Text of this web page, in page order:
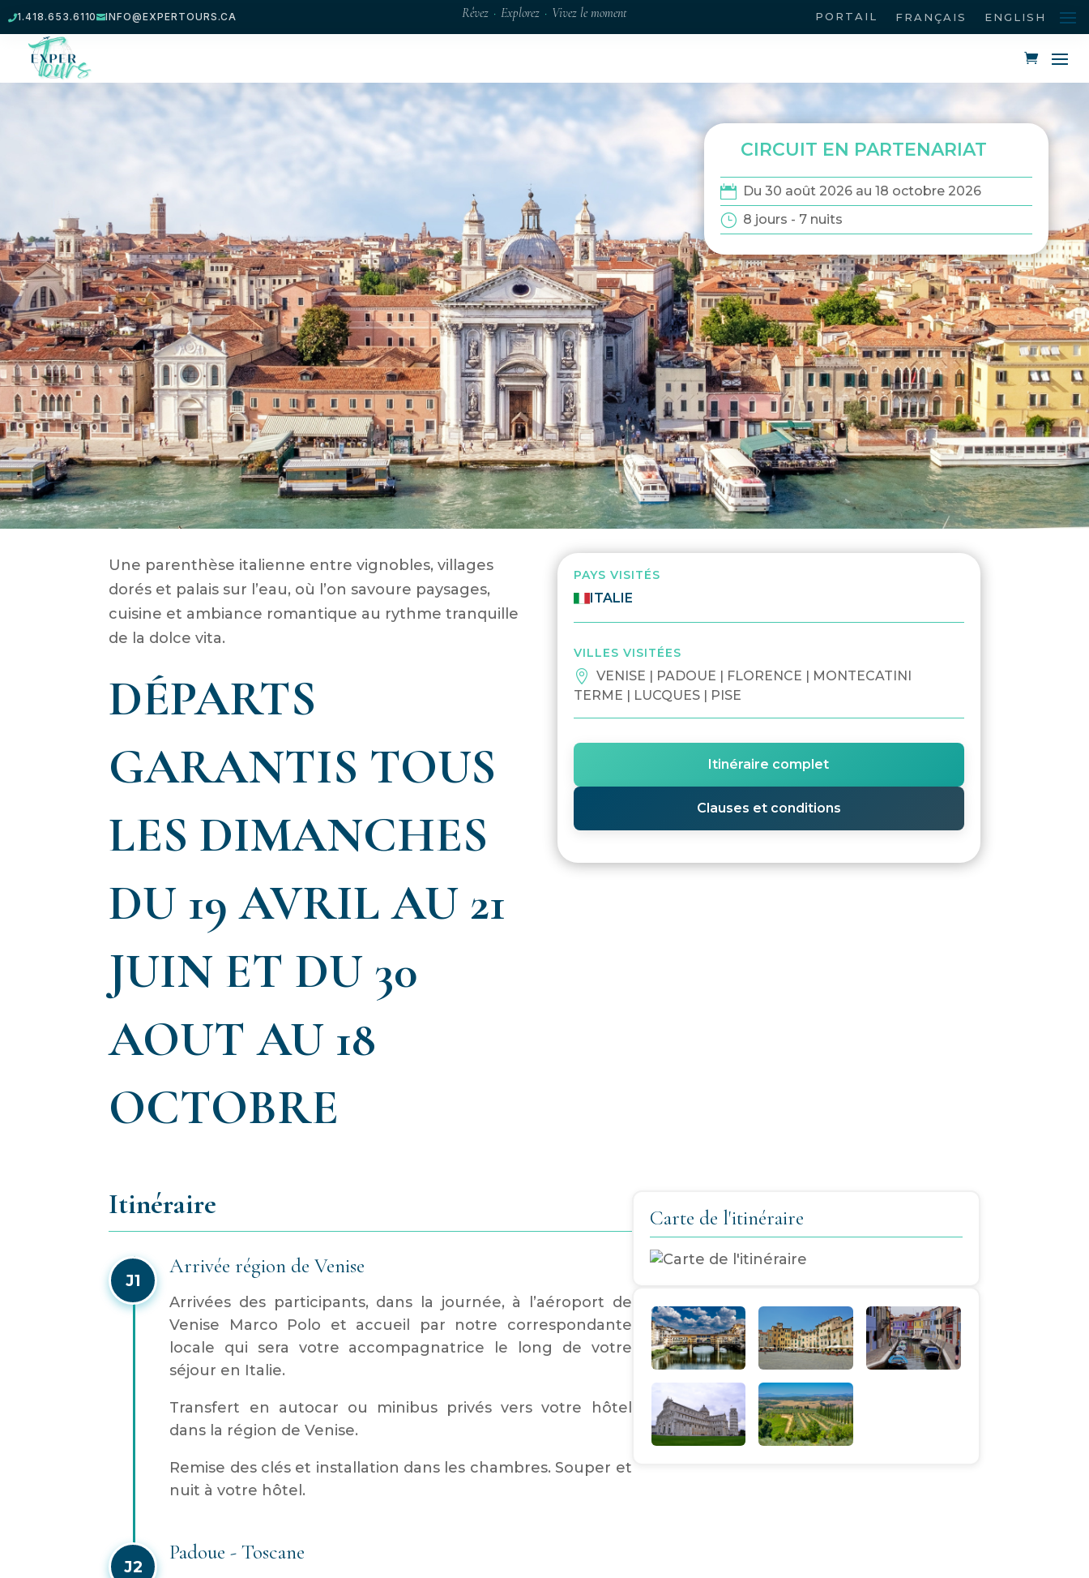
1.418.653.6110INFO@EXPERTOURS.CA Rêvez · Explorez · Vivez le moment PORTAIL FRANÇAIS ENGLISH
CIRCUIT EN PARTENARIAT
Du 30 août 2026 au 18 octobre 2026
8 jours - 7 nuits
Une parenthèse italienne entre vignobles, villages
dorés et palais sur l’eau, où l’on savoure paysages,
cuisine et ambiance romantique au rythme tranquille
de la dolce vita.
DÉPARTS
GARANTIS TOUS
LES DIMANCHES
DU 19 AVRIL AU 21
JUIN ET DU 30
AOUT AU 18
OCTOBRE
PAYS VISITÉS
ITALIE
VILLES VISITÉES
VENISE | PADOUE | FLORENCE | MONTECATINI
TERME | LUCQUES | PISE
Itinéraire complet
Clauses et conditions
Itinéraire
J1
Arrivée région de Venise
Arrivées des participants, dans la journée, à l’aéroport de
Venise Marco Polo et accueil par notre correspondante
locale qui sera votre accompagnatrice le long de votre
séjour en Italie.
Transfert en autocar ou minibus privés vers votre hôtel
dans la région de Venise.
Remise des clés et installation dans les chambres. Souper et
nuit à votre hôtel.
J2
Padoue - Toscane
Carte de l'itinéraire